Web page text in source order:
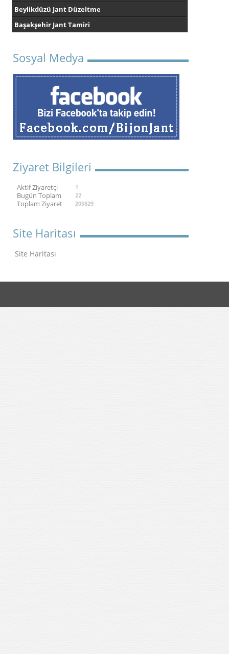
Beylikdüzü Jant Düzeltme
Başakşehir Jant Tamiri
Sosyal Medya
Ziyaret Bilgileri
Aktif Ziyaretçi 1
Bugün Toplam 22
Toplam Ziyaret 205829
Site Haritası
Site Haritası